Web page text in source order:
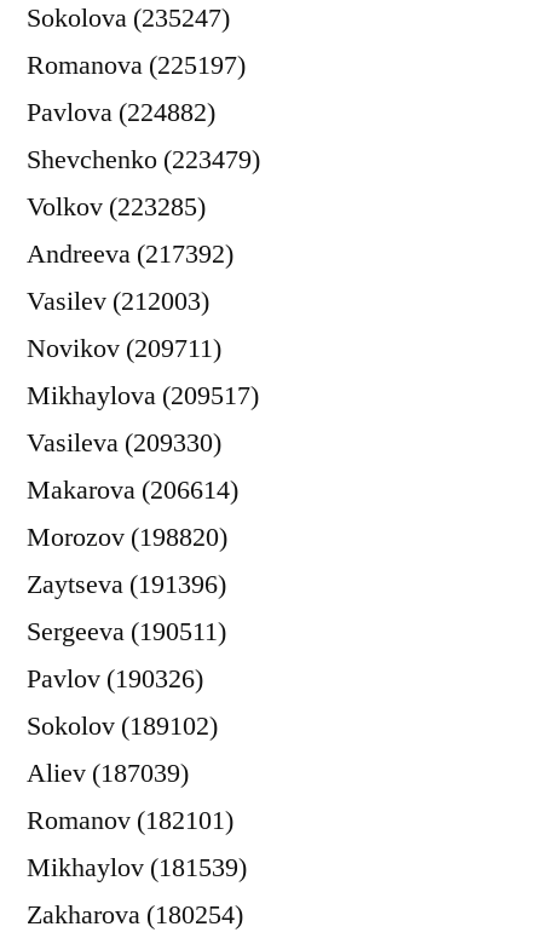
Sokolova (235247)
Romanova (225197)
Pavlova (224882)
Shevchenko (223479)
Volkov (223285)
Andreeva (217392)
Vasilev (212003)
Novikov (209711)
Mikhaylova (209517)
Vasileva (209330)
Makarova (206614)
Morozov (198820)
Zaytseva (191396)
Sergeeva (190511)
Pavlov (190326)
Sokolov (189102)
Aliev (187039)
Romanov (182101)
Mikhaylov (181539)
Zakharova (180254)